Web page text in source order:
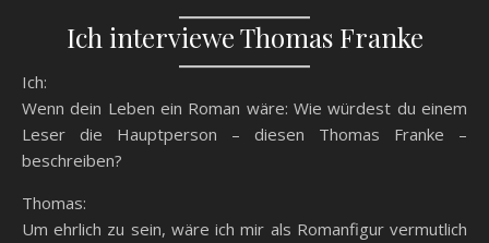
Ich interviewe Thomas Franke
Ich:
Wenn dein Leben ein Roman wäre: Wie würdest du einem
Leser die Hauptperson – diesen Thomas Franke –
beschreiben?
Thomas:
Um ehrlich zu sein, wäre ich mir als Romanfigur vermutlich